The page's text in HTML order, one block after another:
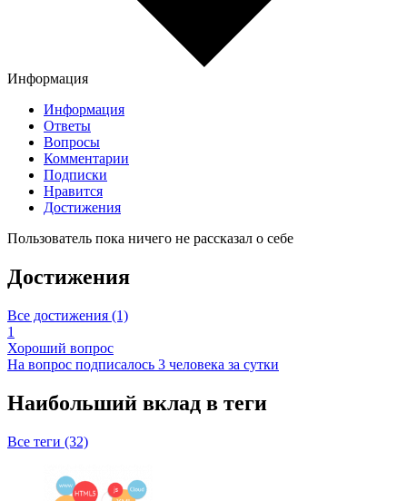
Информация
Информация
Ответы
Вопросы
Комментарии
Подписки
Нравится
Достижения
Пользователь пока ничего не рассказал о себе
Достижения
Все достижения (1)
1
Хороший вопрос
На вопрос подписалось 3 человека за сутки
Наибольший вклад в теги
Все теги (32)